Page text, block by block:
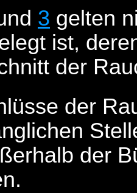
3 gelten
ist,
der
der
der